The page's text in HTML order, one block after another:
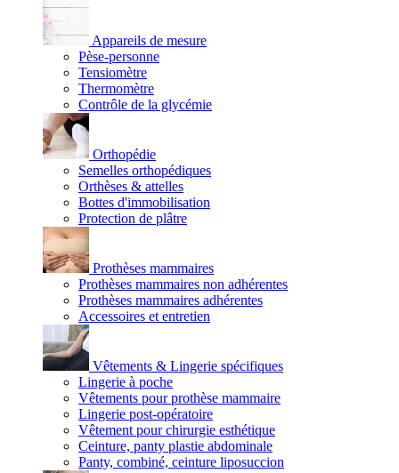
Appareils de mesure
Pèse-personne
Tensiomètre
Thermomètre
Contrôle de la glycémie
Orthopédie
Semelles orthopédiques
Orthèses & attelles
Bottes d'immobilisation
Protection de plâtre
Prothèses mammaires
Prothèses mammaires non adhérentes
Prothèses mammaires adhérentes
Accessoires et entretien
Vêtements & Lingerie spécifiques
Lingerie à poche
Vêtements pour prothèse mammaire
Lingerie post-opératoire
Vêtement pour chirurgie esthétique
Ceinture, panty plastie abdominale
Panty, combiné, ceinture liposuccion